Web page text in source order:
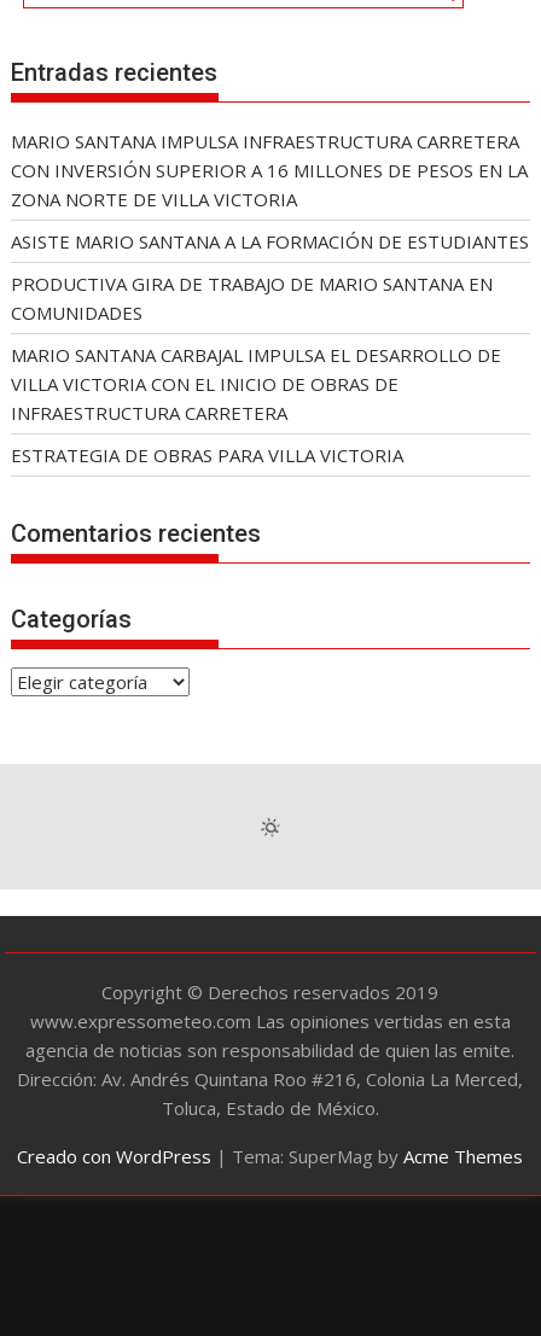
Entradas recientes
MARIO SANTANA IMPULSA INFRAESTRUCTURA CARRETERA
CON INVERSIÓN SUPERIOR A 16 MILLONES DE PESOS EN LA
ZONA NORTE DE VILLA VICTORIA
ASISTE MARIO SANTANA A LA FORMACIÓN DE ESTUDIANTES
PRODUCTIVA GIRA DE TRABAJO DE MARIO SANTANA EN
COMUNIDADES
MARIO SANTANA CARBAJAL IMPULSA EL DESARROLLO DE
VILLA VICTORIA CON EL INICIO DE OBRAS DE
INFRAESTRUCTURA CARRETERA
ESTRATEGIA DE OBRAS PARA VILLA VICTORIA
Comentarios recientes
Categorías
C
e
í
a
Copyright © Derechos reservados 2019
www.expressometeo.com Las opiniones vertidas en esta
agencia de noticias son responsabilidad de quien las emite.
Dirección: Av. Andrés Quintana Roo #216, Colonia La Merced,
Toluca, Estado de México.
Creado con WordPress | Tema: SuperMag byAcme Themes